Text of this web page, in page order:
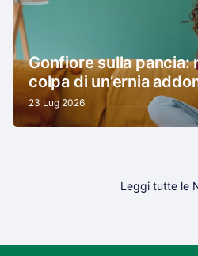
Gonfiore sulla pancia:
colpa di un’ernia
23 Lug 2026
Leggi tutte le